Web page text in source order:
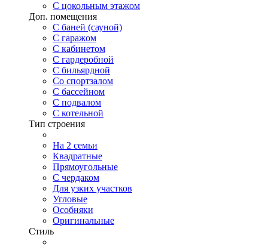
С цокольным этажом
Доп. помещения
С баней (сауной)
С гаражом
С кабинетом
С гардеробной
С бильярдной
Со спортзалом
С бассейном
С подвалом
С котельной
Тип строения
На 2 семьи
Квадратные
Прямоугольные
С чердаком
Для узких участков
Угловые
Особняки
Оригинальные
Стиль